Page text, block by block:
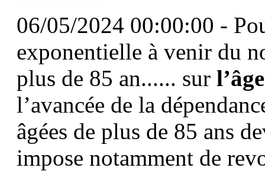
06/05/2024 00:00:00 -
exponentielle à venir du
plus de 85 an...... sur l’âge
l’avancée de la
âgées de plus de 85 ans
impose notamment de